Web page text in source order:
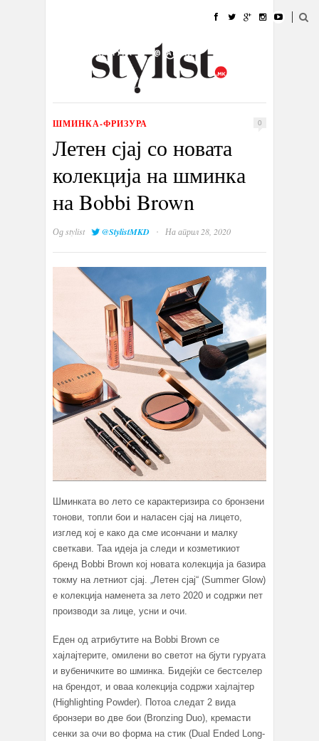
УБАВИНА
КУЛТУРА @РАБОТА
ИЗЛОГ
ШМИНКА-ФРИЗУРА 0
Летен сјај со новата
колекција на шминка
на Bobbi Brown
Одstylist @StylistMKD · На април 28, 2020
Шминката во лето се карактеризира со бронзени
тонови, топли бои и наласен сјај на лицето,
изглед кој е како да сме исончани и малку
светкави. Таа идеја ја следи и козметикиот
бренд Bobbi Brown кој новата колекција ја базира
токму на летниот сјај. „Летен сјај“ (Summer Glow)
е колекција наменета за лето 2020 и содржи пет
производи за лице, усни и очи.
Еден од атрибутите на Bobbi Brown се
хајлајтерите, омилени во светот на бјути гуруата
и вубеничките во шминка. Бидејќи се бестселер
на брендот, и оваа колекција содржи хајлајтер
(Highlighting Powder). Потоа следат 2 вида
бронзери во две бои (Bronzing Duo), кремасти
сенки за очи во форма на стик (Dual Ended Long-